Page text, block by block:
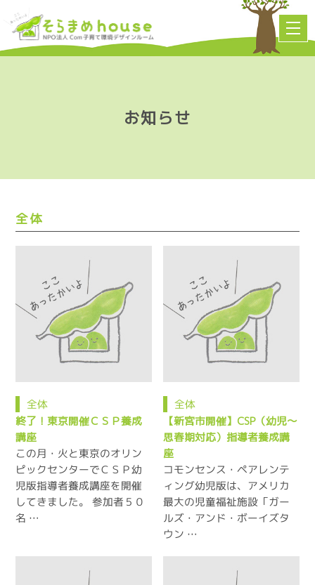
お知らせ
全体
全体
終了！東京開催ＣＳＰ養成
講座
この月・火と東京のオリン
ピックセンターでＣＳＰ幼
児版指導者養成講座を開催
してきました。 参加者５０
名 …
全体
【新宮市開催】CSP（幼児～
思春期対応）指導者養成講
座
コモンセンス・ペアレンテ
ィング幼児版は、アメリカ
最大の児童福祉施設「ガー
ルズ・アンド・ボーイズタ
ウン …